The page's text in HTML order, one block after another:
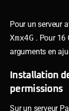
Pour un serveur
Xmx4G . Pour 16
arguments en
Installation
permissions
Sur un serveur